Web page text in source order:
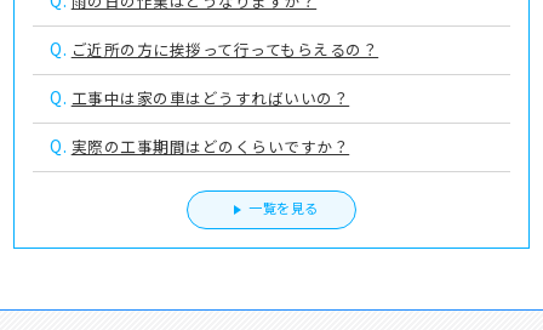
Q. ご近所の方に挨拶って行ってもらえるの？
Q. 工事中は家の車はどうすればいいの？
Q. 実際の工事期間はどのくらいですか？
一覧を見る